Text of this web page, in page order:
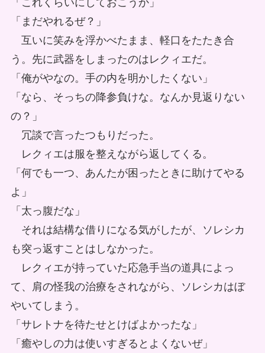
「まだやれるぜ？」
互いに笑みを浮かべたまま、軽口をたたき合
う。先に武器をしまったのはレクィエだ。
「俺がやなの。手の内を明かしたくない」
「なら、そっちの降参負けな。なんか見返りない
の？」
冗談で言ったつもりだった。
レクィエは服を整えながら返してくる。
「何でも一つ、あんたが困ったときに助けてやる
よ」
「太っ腹だな」
それは結構な借りになる気がしたが、ソレシカ
も突っ返すことはしなかった。
レクィエが持っていた応急手当の道具によっ
て、肩の怪我の治療をされながら、ソレシカはぼ
やいてしまう。
「サレトナを待たせとけばよかったな」
「癒やしの力は使いすぎるとよくないぜ」